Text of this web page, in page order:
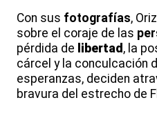
Con sus fotografías,
sobre el coraje de las
pérdida de libertad , la
cárcel y la conculcación
esperanzas, deciden
bravura del estrecho de